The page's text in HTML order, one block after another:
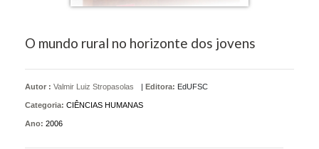
O mundo rural no horizonte dos jovens
Autor : Valmir Luiz Stropasolas Editora: EdUFSC
Categoria: CIÊNCIAS HUMANAS
Ano: 2006